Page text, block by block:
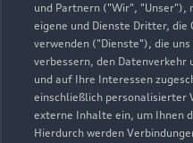
und Partnern ("Wir", "Unser"),
eigene und Dienste Dritter, die
verwenden ("Dienste"), die
verbessern, den Datenverkehr
und auf Ihre Interessen
einschließlich personalisierter
externe Inhalte ein, um Ihnen
Hierdurch werden
Audi
Betriebs